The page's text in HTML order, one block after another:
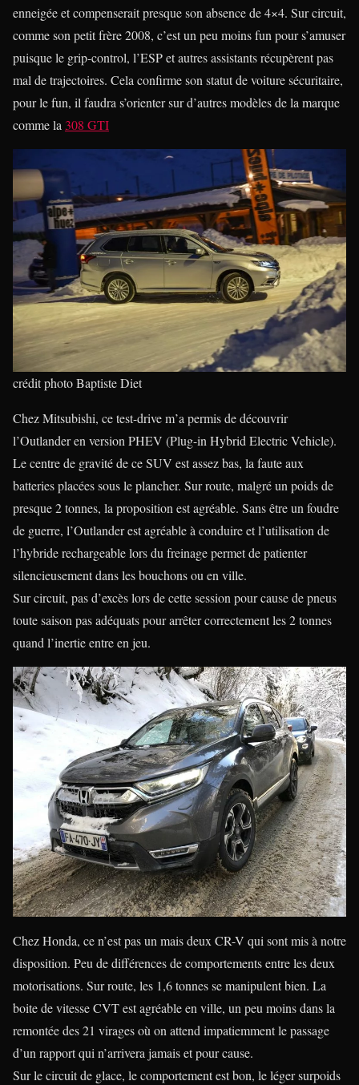
enneigée et compenserait presque son absence de 4×4. Sur circuit,
comme son petit frère 2008, c’est un peu moins fun pour s’amuser
puisque le grip-control, l’ESP et autres assistants récupèrent pas
mal de trajectoires. Cela confirme son statut de voiture sécuritaire,
pour le fun, il faudra s’orienter sur d’autres modèles de la marque
comme la 308 GTI
crédit photo Baptiste Diet
Chez Mitsubishi, ce test-drive m’a permis de découvrir
l’Outlander en version PHEV (Plug-in Hybrid Electric Vehicle).
Le centre de gravité de ce SUV est assez bas, la faute aux
batteries placées sous le plancher. Sur route, malgré un poids de
presque 2 tonnes, la proposition est agréable. Sans être un foudre
de guerre, l’Outlander est agréable à conduire et l’utilisation de
l’hybride rechargeable lors du freinage permet de patienter
silencieusement dans les bouchons ou en ville.
Sur circuit, pas d’excès lors de cette session pour cause de pneus
toute saison pas adéquats pour arrêter correctement les 2 tonnes
quand l’inertie entre en jeu.
Chez Honda, ce n’est pas un mais deux CR-V qui sont mis à notre
disposition. Peu de différences de comportements entre les deux
motorisations. Sur route, les 1,6 tonnes se manipulent bien. La
boite de vitesse CVT est agréable en ville, un peu moins dans la
remontée des 21 virages où on attend impatiemment le passage
d’un rapport qui n’arrivera jamais et pour cause.
Sur le circuit de glace, le comportement est bon, le léger surpoids